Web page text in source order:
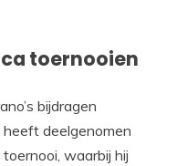
toernooien
bijdragen
deelgenomen
waarbij hij